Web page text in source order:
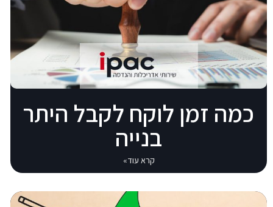
כמה זמן לוקח לקבל היתר
בנייה
קרא עוד»